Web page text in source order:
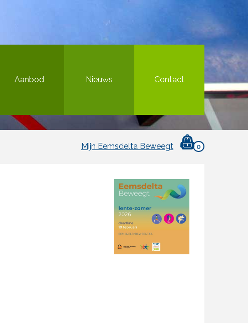
Aanbod Nieuws Contact
Mijn Eemsdelta Beweegt 0